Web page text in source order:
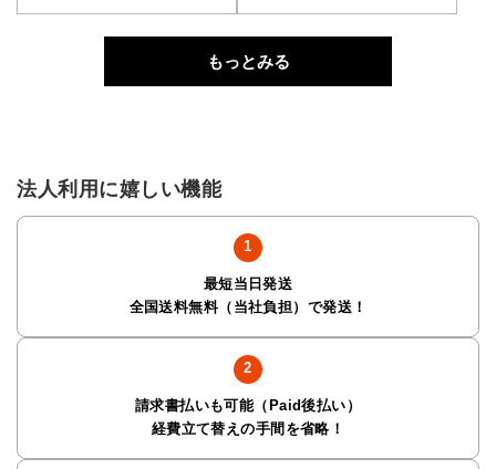
もっとみる
法人利用に嬉しい機能
最短当日発送
全国送料無料（当社負担）で発送！
請求書払いも可能（Paid後払い）
経費立て替えの手間を省略！